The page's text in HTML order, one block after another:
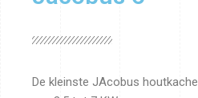
De kleinste JAcobus